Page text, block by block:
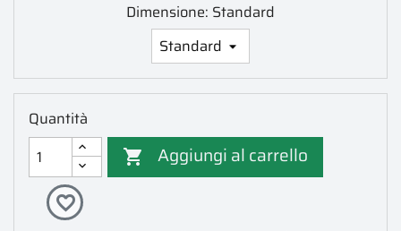
Dimensione: Standard
Quantità
 Aggiungi al carrello
favorite_border